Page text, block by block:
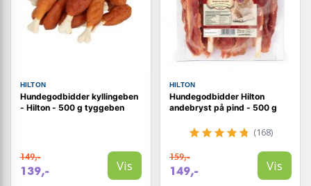
HILTON
Hundegodbidder kyllingeben
- Hilton - 500 g tyggeben
149,-
139,- Vis
HILTON
Hundegodbidder Hilton
andebryst på pind - 500 g
(168)
159,-
149,- Vis